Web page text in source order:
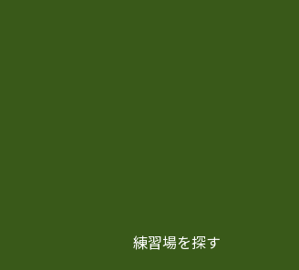
練習場を探す